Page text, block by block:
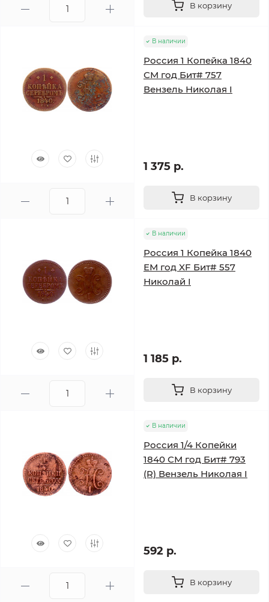
В корзину
В наличии
Россия 1 Копейка 1840
СМ год Бит# 757
Вензель Николая I
1 375 р.
В корзину
В наличии
Россия 1 Копейка 1840
ЕМ год XF Бит# 557
Николай I
1 185 р.
В корзину
В наличии
Россия 1/4 Копейки
1840 СМ год Бит# 793
(R) Вензель Николая I
592 р.
В корзину